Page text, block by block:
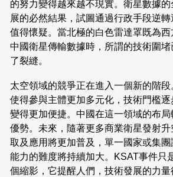
的努力變得越來越不現實。衛星數據
展的必然結果，試圖通過行政手段逆
值得懷疑。當北極的白色雷達罩既為
中國衛星傳輸數據時，所謂的技術圍
了裂縫。
太空領域的競爭正在進入一個新的階
使得參與主體更加多元化，技術門檻
變得更加便捷。中國在這一領域的布
優勢。未來，隨著更多商業衛星發射
取及應用將更加普及，單一國家或集
能力的難度將持續加大。KSAT事件只
個縮影，它提醒人們，技術發展的力